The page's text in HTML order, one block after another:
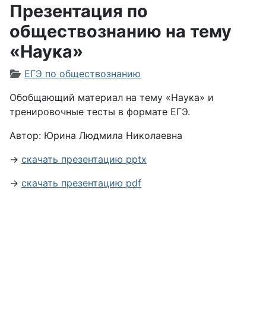
Презентация по
обществознанию на тему
«Наука»
Информация о материале
ЕГЭ по обществознанию
Обобщающий материал на тему «Наука» и
тренировочные тесты в формате ЕГЭ.
Автор: Юрина Людмила Николаевна
→ скачать презентацию pptx
→ скачать презентацию pdf